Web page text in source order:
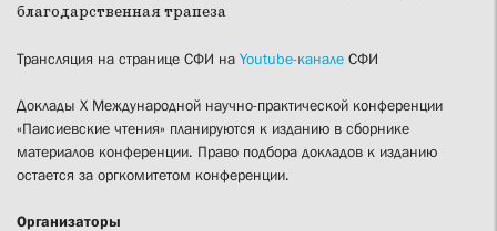
благодарственная трапеза
Трансляция на странице СФИ на Youtube-канале СФИ
Доклады X Международной научно-практической конференции
«Паисиевские чтения» планируются к изданию в сборнике
материалов конференции. Право подбора докладов к изданию
остается за оргкомитетом конференции.
Организаторы